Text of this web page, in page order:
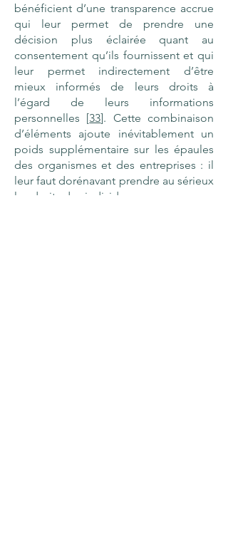
bénéficient d’une transparence accrue
qui leur permet de prendre une
décision plus éclairée quant au
consentement qu’ils fournissent et qui
leur permet indirectement d’être
mieux informés de leurs droits à
l’égard de leurs informations
personnelles [33]. Cette combinaison
d’éléments ajoute inévitablement un
poids supplémentaire sur les épaules
des organismes et des entreprises : il
leur faut dorénavant prendre au sérieux
les droits des individus.